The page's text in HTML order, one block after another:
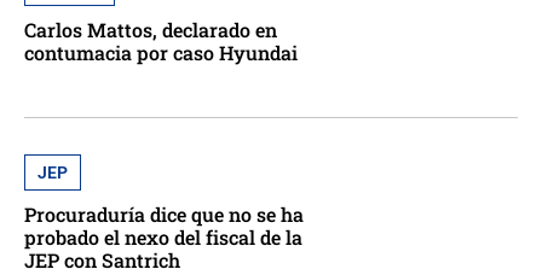
Carlos Mattos, declarado en
contumacia por caso Hyundai
JEP
Procuraduría dice que no se ha
probado el nexo del fiscal de la
JEP con Santrich